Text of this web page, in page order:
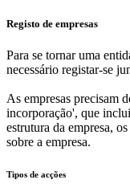
Registo de empresas
Para se tornar uma
necessário registar-se
As empresas precisam
incorporação', que
estrutura da empresa,
sobre a empresa.
Tipos de acções